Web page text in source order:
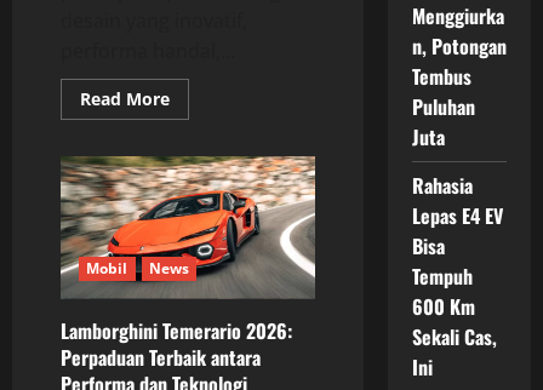
Read MoreRead
more
Stout
2026,
Langkah
Berani
ke
Depan
dalam
Desain
Pickup
Truck
Mobil News
Lamborghini Temerario 2026:
Perpaduan Terbaik antara
Menggiurka
n, Potongan
Tembus
Puluhan
Juta
Rahasia
Lepas E4 EV
Bisa
Tempuh
600 Km
Sekali Cas,
Ini